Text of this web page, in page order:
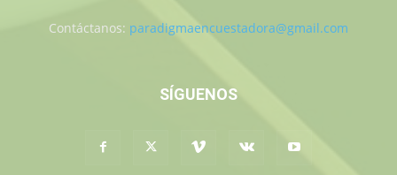
Contáctanos: paradigmaencuestadora@gmail.com
SÍGUENOS